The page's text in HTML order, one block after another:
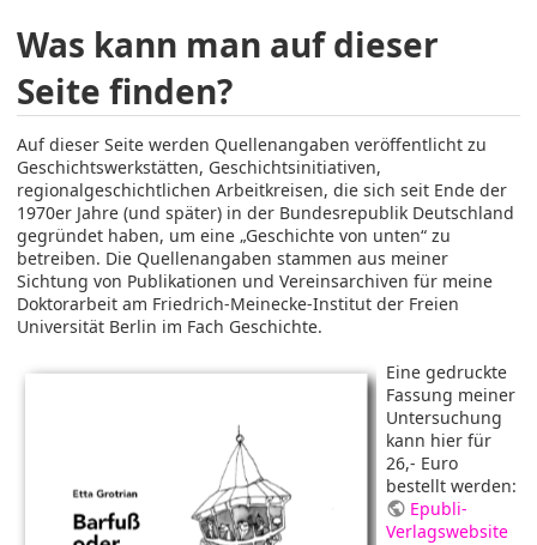
Was kann man auf dieser
Seite finden?
Auf dieser Seite werden Quellenangaben veröffentlicht zu
Geschichtswerkstätten, Geschichtsinitiativen,
regionalgeschichtlichen Arbeitkreisen, die sich seit Ende der
1970er Jahre (und später) in der Bundesrepublik Deutschland
gegründet haben, um eine „Geschichte von unten“ zu
betreiben. Die Quellenangaben stammen aus meiner
Sichtung von Publikationen und Vereinsarchiven für meine
Doktorarbeit am Friedrich-Meinecke-Institut der Freien
Universität Berlin im Fach Geschichte.
Eine gedruckte
Fassung meiner
Untersuchung
kann hier für
26,- Euro
bestellt werden:
Epubli-
Verlagswebsite